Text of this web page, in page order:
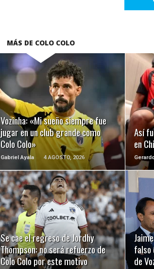
MÁS DE COLO COLO
Vozinha: «Mi sueño siempre fue
jugar en un club grande como
Colo Colo»
Gabriel Ayala 4 AGOSTO, 2026
LEER MÁS
Así
en
Se cae el regreso de Jordhy
Thompson: no será refuerzo de
Colo Colo por este motivo
LEER MÁS
falso
de